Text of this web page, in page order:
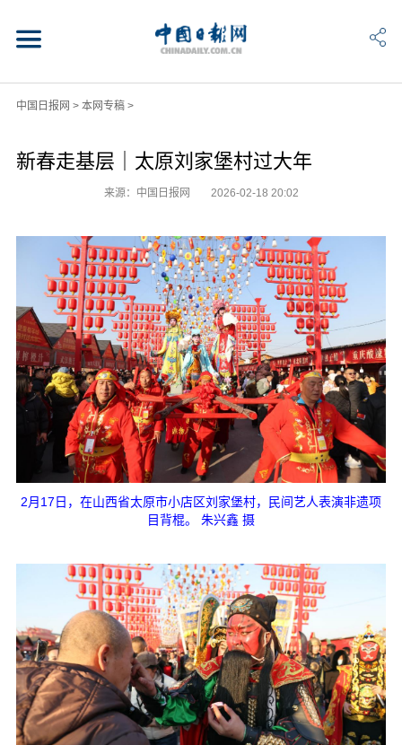
中国日报网 > 本网专稿>
新春走基层｜太原刘家堡村过大年
来源：中国日报网 2026-02-18 20:02
2月17日，在山西省太原市小店区刘家堡村，民间艺人表演非遗项
目背棍。 朱兴鑫 摄